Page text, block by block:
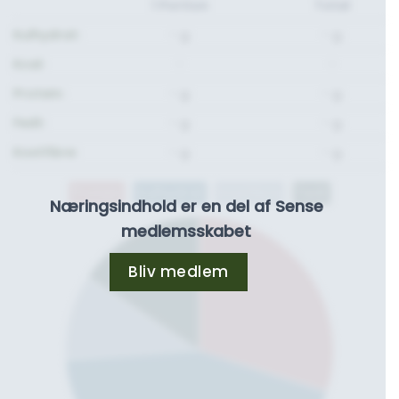
Næringsindhold er en del af Sense
medlemsskabet
Bliv medlem